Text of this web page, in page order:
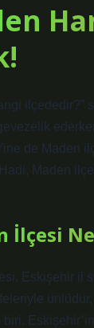
ilçededir?”
de Maden
Maden
İlçesi
Eskişehir il
biri.